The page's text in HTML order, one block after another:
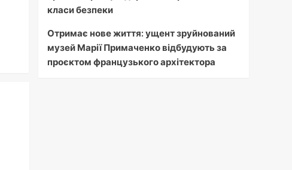
класи безпеки
Отримає нове життя: ущент зруйнований
музей Марії Примаченко відбудують за
проєктом французького архітектора